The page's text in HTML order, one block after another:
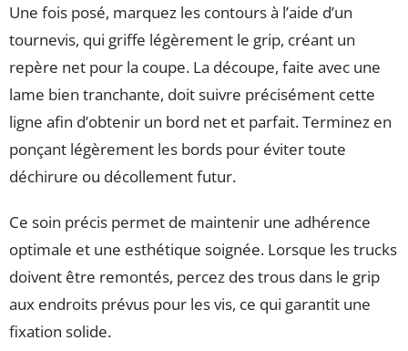
Une fois posé, marquez les contours à l’aide d’un
tournevis, qui griffe légèrement le grip, créant un
repère net pour la coupe. La découpe, faite avec une
lame bien tranchante, doit suivre précisément cette
ligne afin d’obtenir un bord net et parfait. Terminez en
ponçant légèrement les bords pour éviter toute
déchirure ou décollement futur.
Ce soin précis permet de maintenir une adhérence
optimale et une esthétique soignée. Lorsque les trucks
doivent être remontés, percez des trous dans le grip
aux endroits prévus pour les vis, ce qui garantit une
fixation solide.